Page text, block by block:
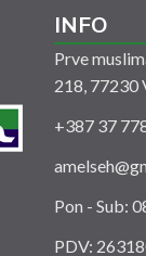
INFO
Prve
218, 77230
+387 37
Pon - Sub:
PDV: